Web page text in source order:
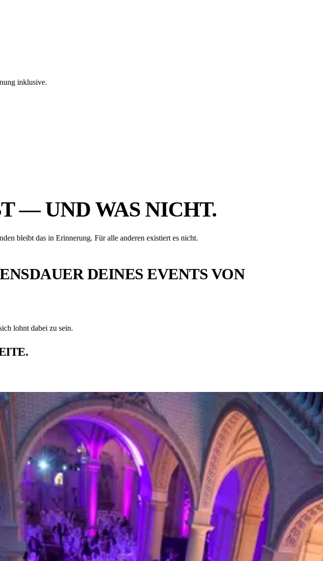
inklusive.
— UND WAS NICHT.
bleibt das in Erinnerung. Für alle anderen existiert es nicht.
DEINES EVENTS VON
lohnt dabei zu sein.